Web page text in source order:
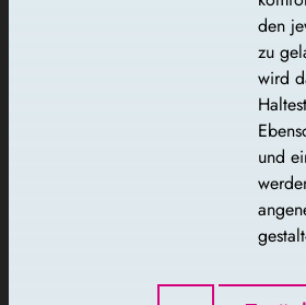
den
zu
wird
und